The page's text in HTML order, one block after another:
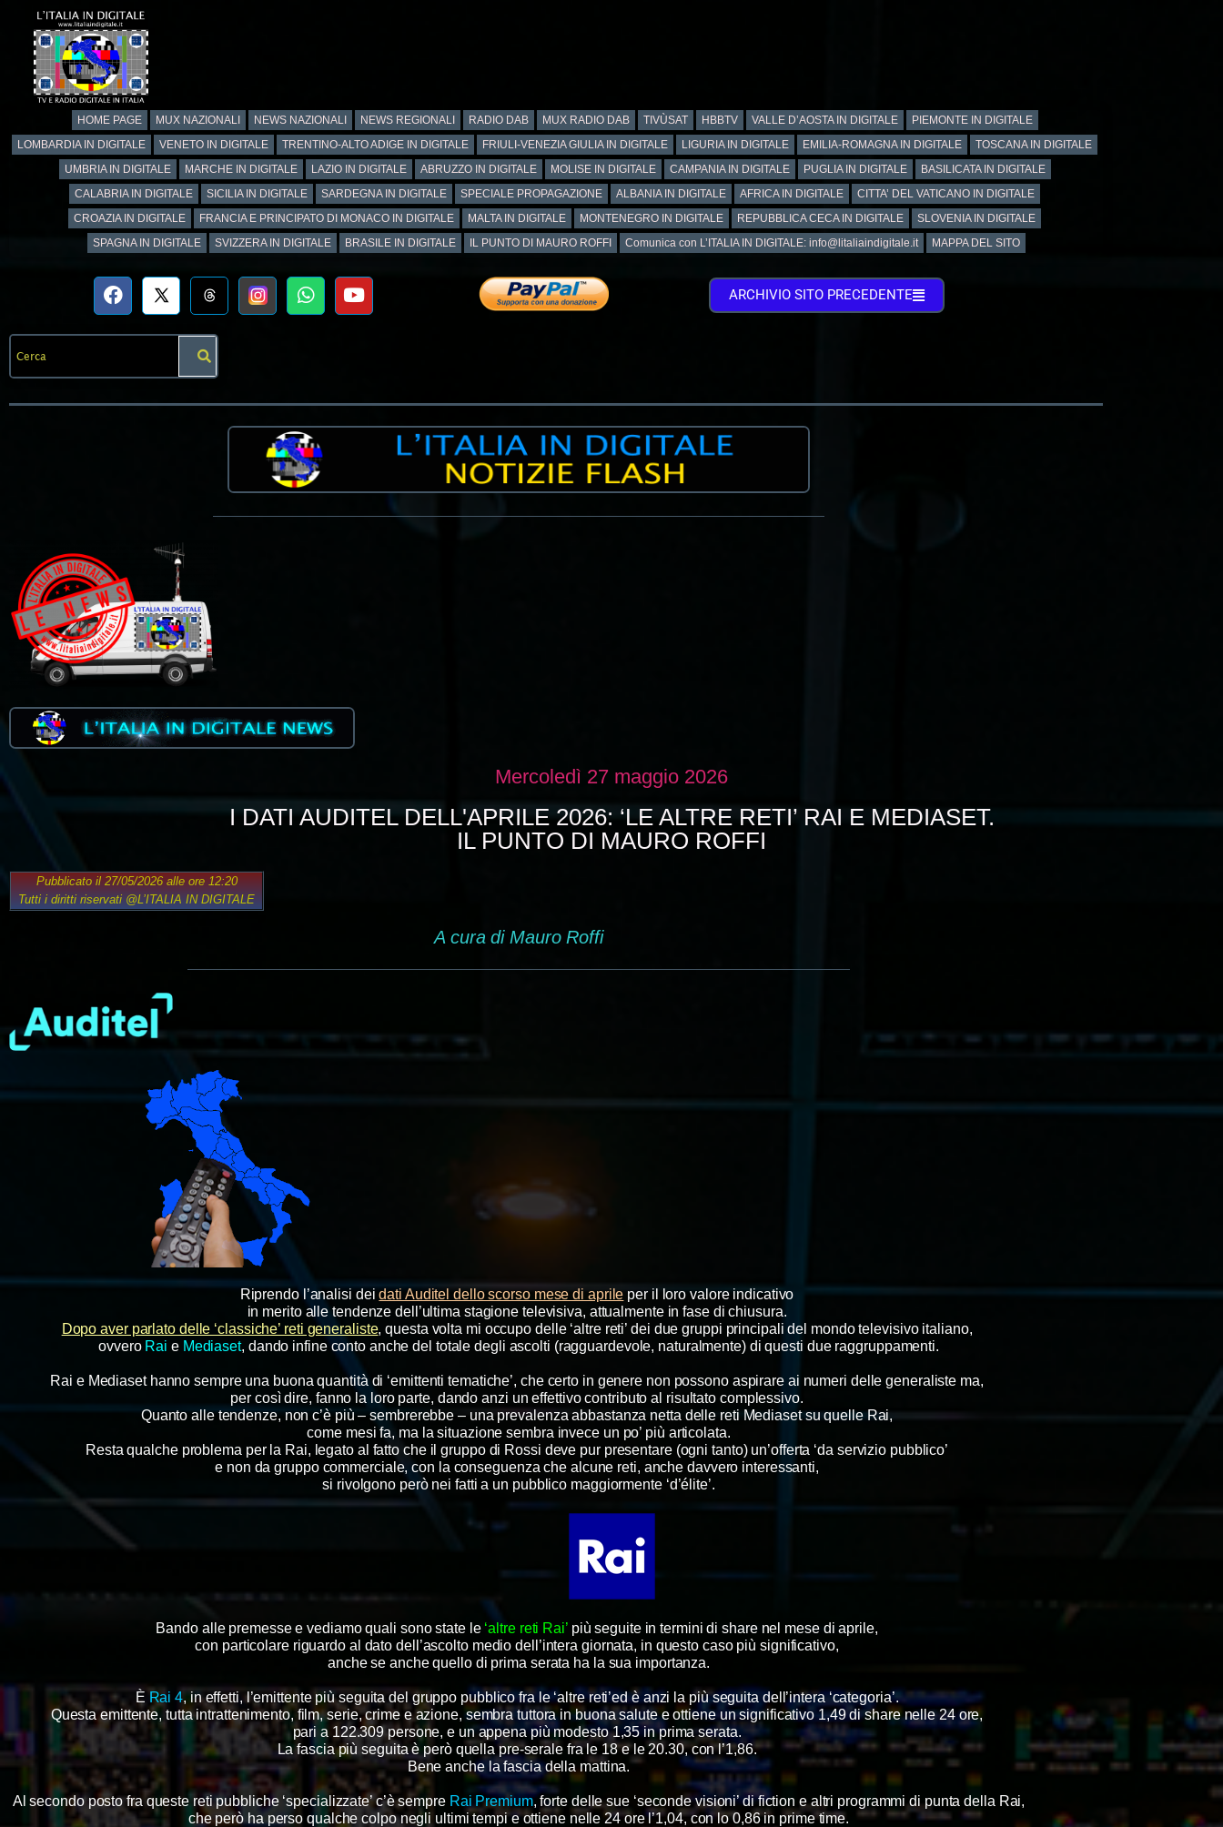
HOME PAGE MUX NAZIONALI NEWS NAZIONALI NEWS REGIONALI RADIO DAB MUX RADIO DAB TIVÙSAT HBBTV VALLE D’AOSTA IN DIGITALE
PIEMONTE IN DIGITALE
LOMBARDIA IN DIGITALE
VENETO IN DIGITALE TRENTINO-ALTO ADIGE IN DIGITALE FRIULI-VENEZIA GIULIA IN DIGITALE LIGURIA IN DIGITALE EMILIA-ROMAGNA IN DIGITALE
TOSCANA IN DIGITALE
UMBRIA IN DIGITALE
MARCHE IN DIGITALE LAZIO IN DIGITALE ABRUZZO IN DIGITALE MOLISE IN DIGITALE CAMPANIA IN DIGITALE PUGLIA IN DIGITALE
BASILICATA IN DIGITALE
CALABRIA IN DIGITALE
SICILIA IN DIGITALE SARDEGNA IN DIGITALE SPECIALE PROPAGAZIONE ALBANIA IN DIGITALE AFRICA IN DIGITALE
CITTA’ DEL VATICANO IN DIGITALE
CROAZIA IN DIGITALE
FRANCIA E PRINCIPATO DI MONACO IN DIGITALE MALTA IN DIGITALE MONTENEGRO IN DIGITALE REPUBBLICA CECA IN DIGITALE
SLOVENIA IN DIGITALE
SPAGNA IN DIGITALE
SVIZZERA IN DIGITALE BRASILE IN DIGITALE IL PUNTO DI MAURO ROFFI Comunica con L’ITALIA IN DIGITALE: info@litaliaindigitale.it MAPPA DEL SITO
ARCHIVIO SITO PRECEDENTE
Mercoledì 27 maggio 2026
I DATI AUDITEL DELL'APRILE 2026: ‘LE ALTRE RETI’ RAI E MEDIASET.
IL PUNTO DI MAURO ROFFI
Pubblicato il 27/05/2026 alle ore 12:20
Tutti i diritti riservati @L’ITALIA IN DIGITALE
A cura di Mauro Roffi
Riprendo l’analisi deidati Auditel dello scorso mese di aprile per il loro valore indicativo
in merito alle tendenze dell’ultima stagione televisiva, attualmente in fase di chiusura.
Dopo aver parlato delle ‘classiche’ reti generaliste, questa volta mi occupo delle ‘altre reti’ dei due gruppi principali del mondo televisivo italiano,
ovvero Rai e Mediaset, dando infine conto anche del totale degli ascolti (ragguardevole, naturalmente) di questi due raggruppamenti.
Rai e Mediaset hanno sempre una buona quantità di ‘emittenti tematiche’, che certo in genere non possono aspirare ai numeri delle generaliste ma,
per così dire, fanno la loro parte, dando anzi un effettivo contributo al risultato complessivo.
Quanto alle tendenze, non c’è più – sembrerebbe – una prevalenza abbastanza netta delle reti Mediaset su quelle Rai,
come mesi fa, ma la situazione sembra invece un po’ più articolata.
Resta qualche problema per la Rai, legato al fatto che il gruppo di Rossi deve pur presentare (ogni tanto) un’offerta ‘da servizio pubblico’
e non da gruppo commerciale, con la conseguenza che alcune reti, anche davvero interessanti,
si rivolgono però nei fatti a un pubblico maggiormente ‘d’élite’.
Bando alle premesse e vediamo quali sono state le ‘altre reti Rai’più seguite in termini di share nel mese di aprile,
con particolare riguardo al dato dell’ascolto medio dell’intera giornata, in questo caso più significativo,
anche se anche quello di prima serata ha la sua importanza.
È Rai 4, in effetti, l’emittente più seguita del gruppo pubblico fra le ‘altre reti’ed è anzi la più seguita dell’intera ‘categoria’.
Questa emittente, tutta intrattenimento, film, serie, crime e azione, sembra tuttora in buona salute e ottiene un significativo 1,49 di share nelle 24 ore,
pari a 122.309 persone, e un appena più modesto 1,35 in prima serata.
La fascia più seguita è però quella pre-serale fra le 18 e le 20.30, con l’1,86.
Bene anche la fascia della mattina.
Al secondo posto fra queste reti pubbliche ‘specializzate’ c’è sempre Rai Premium, forte delle sue ‘seconde visioni’ di fiction e altri programmi di punta della Rai,
che però ha perso qualche colpo negli ultimi tempi e ottiene nelle 24 ore l’1,04, con lo 0,86 in prime time.